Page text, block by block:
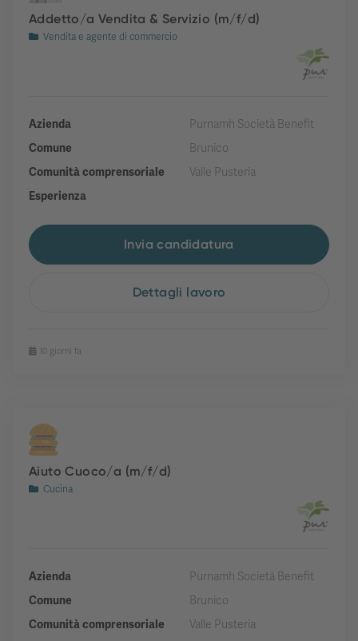
Addetto/a Vendita & Servizio (m/f/d)
Vendita e agente di commercio
Azienda
Purnamh Società Benefit
Comune
Brunico
Comunità comprensoriale
Valle Pusteria
Esperienza
Invia candidatura
Dettagli lavoro
10 giorni fa
Aiuto Cuoco/a (m/f/d)
Cucina
Azienda
Purnamh Società Benefit
Comune
Brunico
Comunità comprensoriale
Valle Pusteria